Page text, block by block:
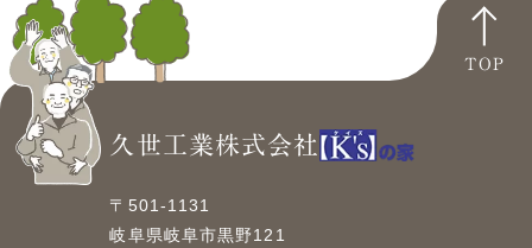
久世工業株式会社
〒501-1131
岐阜県岐阜市黒野121
TOP